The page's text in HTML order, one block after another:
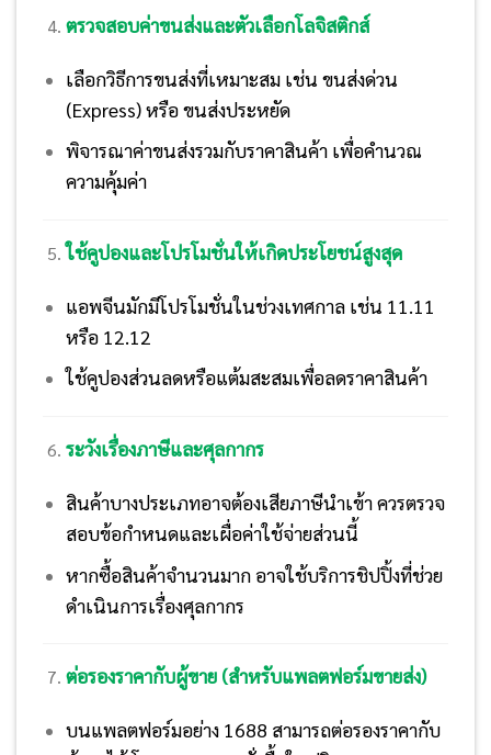
ตรวจสอบค่าขนส่งและตัวเลือกโลจิสติกส์
เลือกวิธีการขนส่งที่เหมาะสม เช่น ขนส่งด่วน
(Express) หรือ ขนส่งประหยัด
พิจารณาค่าขนส่งรวมกับราคาสินค้า เพื่อคำนวณ
ความคุ้มค่า
ใช้คูปองและโปรโมชั่นให้เกิดประโยชน์สูงสุด
แอพจีนมักมีโปรโมชั่นในช่วงเทศกาล เช่น 11.11
หรือ 12.12
ใช้คูปองส่วนลดหรือแต้มสะสมเพื่อลดราคาสินค้า
ระวังเรื่องภาษีและศุลกากร
สินค้าบางประเภทอาจต้องเสียภาษีนำเข้า ควรตรวจ
สอบข้อกำหนดและเผื่อค่าใช้จ่ายส่วนนี้
หากซื้อสินค้าจำนวนมาก อาจใช้บริการชิปปิ้งที่ช่วย
ดำเนินการเรื่องศุลกากร
ต่อรองราคากับผู้ขาย (สำหรับแพลตฟอร์มขายส่ง)
บนแพลตฟอร์มอย่าง 1688 สามารถต่อรองราคากับ